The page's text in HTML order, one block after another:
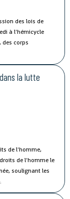
des lois de
à l'hémicycle
des corps
la lutte
de l'homme,
de l'homme le
soulignant les